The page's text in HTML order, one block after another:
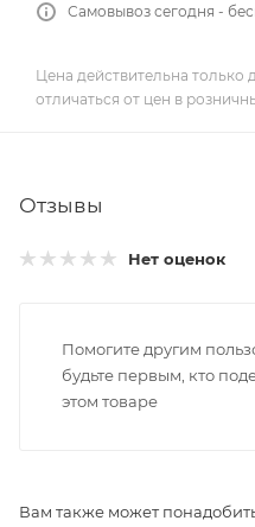
Самовывоз сегодня -
Цена действительна только
отличаться от цен в
Отзывы
Нет оценок
Помогите другим
будьте первым, кто
этом товаре
Вам также может